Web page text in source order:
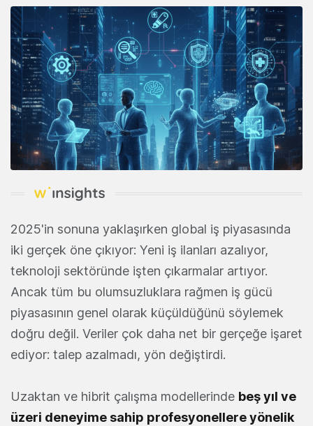
2025'in sonuna yaklaşırken global iş piyasasında
iki gerçek öne çıkıyor: Yeni iş ilanları azalıyor,
teknoloji sektöründe işten çıkarmalar artıyor.
Ancak tüm bu olumsuzluklara rağmen iş gücü
piyasasının genel olarak küçüldüğünü söylemek
doğru değil. Veriler çok daha net bir gerçeğe işaret
ediyor: talep azalmadı, yön değiştirdi.
Uzaktan ve hibrit çalışma modellerinde beş yıl ve
üzeri deneyime sahip profesyonellere yönelik